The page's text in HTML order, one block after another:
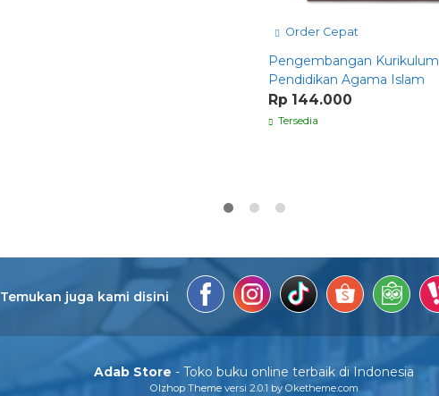
Order Cepat
Pengembangan Kurikulum
Pendidikan Agama Islam
Rp 144.000
Tersedia
Temukan juga kami disini
Adab Store - Toko buku online terbaik di Indonesia
Olzhop Themeversi 2.0.1 by Oketheme.com